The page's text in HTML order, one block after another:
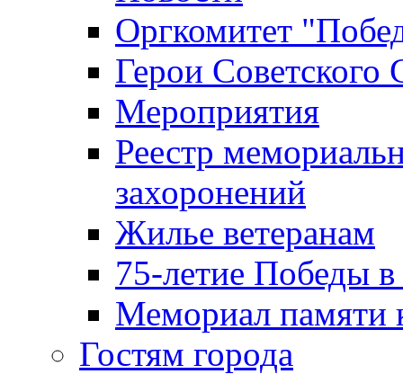
Оргкомитет
Герои Советского
Мероприятия
Реестр
захоронений
Жилье ветеранам
75-летие Победы
Мемориал памяти
Гостям города